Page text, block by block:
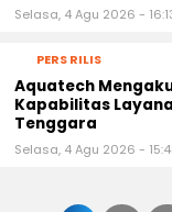
Selasa, 4 Agu 2026 -
PERS RILIS
Aquatech
Kapabilitas
Tenggara
Selasa, 4 Agu 2026 -